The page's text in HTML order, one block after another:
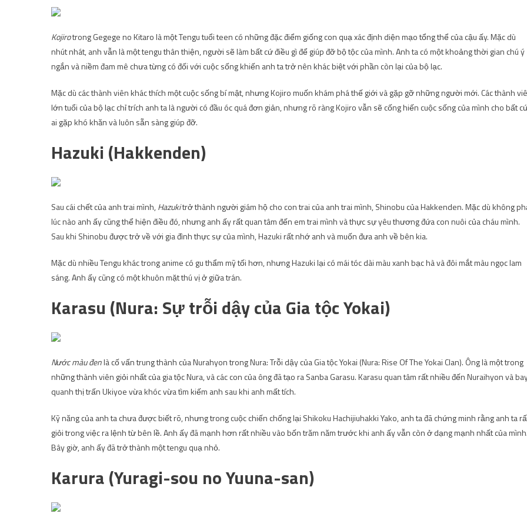
Kojirotrong Gegege no Kitaro là một Tengu tuổi teen có những đặc điểm giống con quạ xác định diện mạo tổng thể của cậu ấy. Mặc dù
nhút nhát, anh vẫn là một tengu thân thiện, người sẽ làm bất cứ điều gì để giúp đỡ bộ tộc của mình. Anh ta có một khoảng thời gian chú ý
ngắn và niềm đam mê chưa từng có đối với cuộc sống khiến anh ta trở nên khác biệt với phần còn lại của bộ lạc.
Mặc dù các thành viên khác thích một cuộc sống bí mật, nhưng Kojiro muốn khám phá thế giới và gặp gỡ những người mới. Các thành
lớn tuổi của bộ lạc chỉ trích anh ta là người có đầu óc quá đơn giản, nhưng rõ ràng Kojiro vẫn sẽ cống hiến cuộc sống của mình cho bất
ai gặp khó khăn và luôn sẵn sàng giúp đỡ.
Hazuki (Hakkenden)
Sau cái chết của anh trai mình,Hazukitrở thành người giám hộ cho con trai của anh trai mình, Shinobu của Hakkenden. Mặc dù không
lúc nào anh ấy cũng thể hiện điều đó, nhưng anh ấy rất quan tâm đến em trai mình và thực sự yêu thương đứa con nuôi của cháu mình.
Sau khi Shinobu được trở về với gia đình thực sự của mình, Hazuki rất nhớ anh và muốn đưa anh về bên kia.
Mặc dù nhiều Tengu khác trong anime có gu thẩm mỹ tối hơn, nhưng Hazuki lại có mái tóc dài màu xanh bạc hà và đôi mắt màu ngọc lam
sáng. Anh ấy cũng có một khuôn mặt thú vị ở giữa trán.
Karasu (Nura: Sự trỗi dậy của Gia tộc Yokai)
Nước màu đenlà cố vấn trung thành của Nurahyon trong Nura: Trỗi dậy của Gia tộc Yokai (Nura: Rise Of The Yokai Clan). Ông là một trong
những thành viên giỏi nhất của gia tộc Nura, và các con của ông đã tạo ra Sanba Garasu. Karasu quan tâm rất nhiều đến Nuraihyon và
quanh thị trấn Ukiyoe vừa khóc vừa tìm kiếm anh sau khi anh mất tích.
Kỹ năng của anh ta chưa được biết rõ, nhưng trong cuộc chiến chống lại Shikoku Hachijiuhakki Yako, anh ta đã chứng minh rằng anh ta
giỏi trong việc ra lệnh từ bên lề. Anh ấy đã mạnh hơn rất nhiều vào bốn trăm năm trước khi anh ấy vẫn còn ở dạng mạnh nhất của mình.
Bây giờ, anh ấy đã trở thành một tengu quạ nhỏ.
Karura (Yuragi-sou no Yuuna-san)